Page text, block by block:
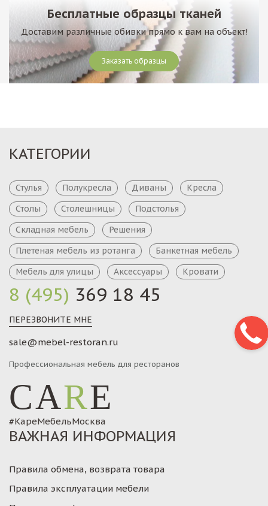
Бесплатные образцы тканей
Доставим различные обивки прямо к вам на объект!
Заказать образцы
8 (495) 369 18 45
ПЕРЕЗВОНИТЕ МНЕ
sale@mebel-restoran.ru
Профессиональная мебель для ресторанов
CARE
#КареМебельМосква
КАТЕГОРИИ
Стулья Полукресла Диваны
Кресла
Столы
Столешницы
Подстолья
Складная мебель
Решения
Плетеная мебель из ротанга
Банкетная мебель
Мебель для улицы
Аксессуары Кровати
ВАЖНАЯ ИНФОРМАЦИЯ
Правила обмена, возврата товара
Правила эксплуатации мебели